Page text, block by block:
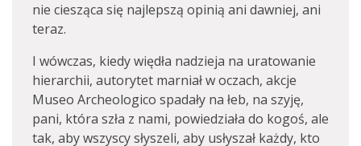
nie ciesząca się najlepszą opinią ani dawniej, ani
teraz.
I wówczas, kiedy więdła nadzieja na uratowanie
hierarchii, autorytet marniał w oczach, akcje
Museo Archeologico spadały na łeb, na szyję,
pani, która szła z nami, powiedziała do kogoś, ale
tak, aby wszyscy słyszeli, aby usłyszał każdy, kto